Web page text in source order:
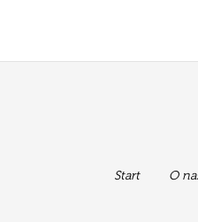
Start O